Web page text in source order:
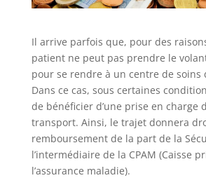
Il arrive parfois que, pour des
patient ne peut pas prendre le
pour se rendre à un centre de soins
Dans ce cas, sous certaines
de bénéficier d’une prise en charge
transport. Ainsi, le trajet donnera
remboursement de la part de la
l’intermédiaire de la CPAM (Caisse
l’assurance maladie).